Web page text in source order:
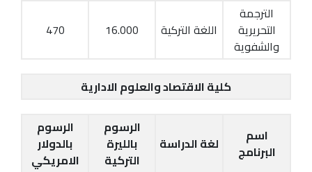
الترجمة
التحريرية
والشفوية
اللغة التركية 16.000
470
كلية الاقتصاد والعلوم الادارية
اسم
البرنامج
لغة الدراسة
الرسوم
بالليرة
التركية
الرسوم
بالدولار
الامريكي